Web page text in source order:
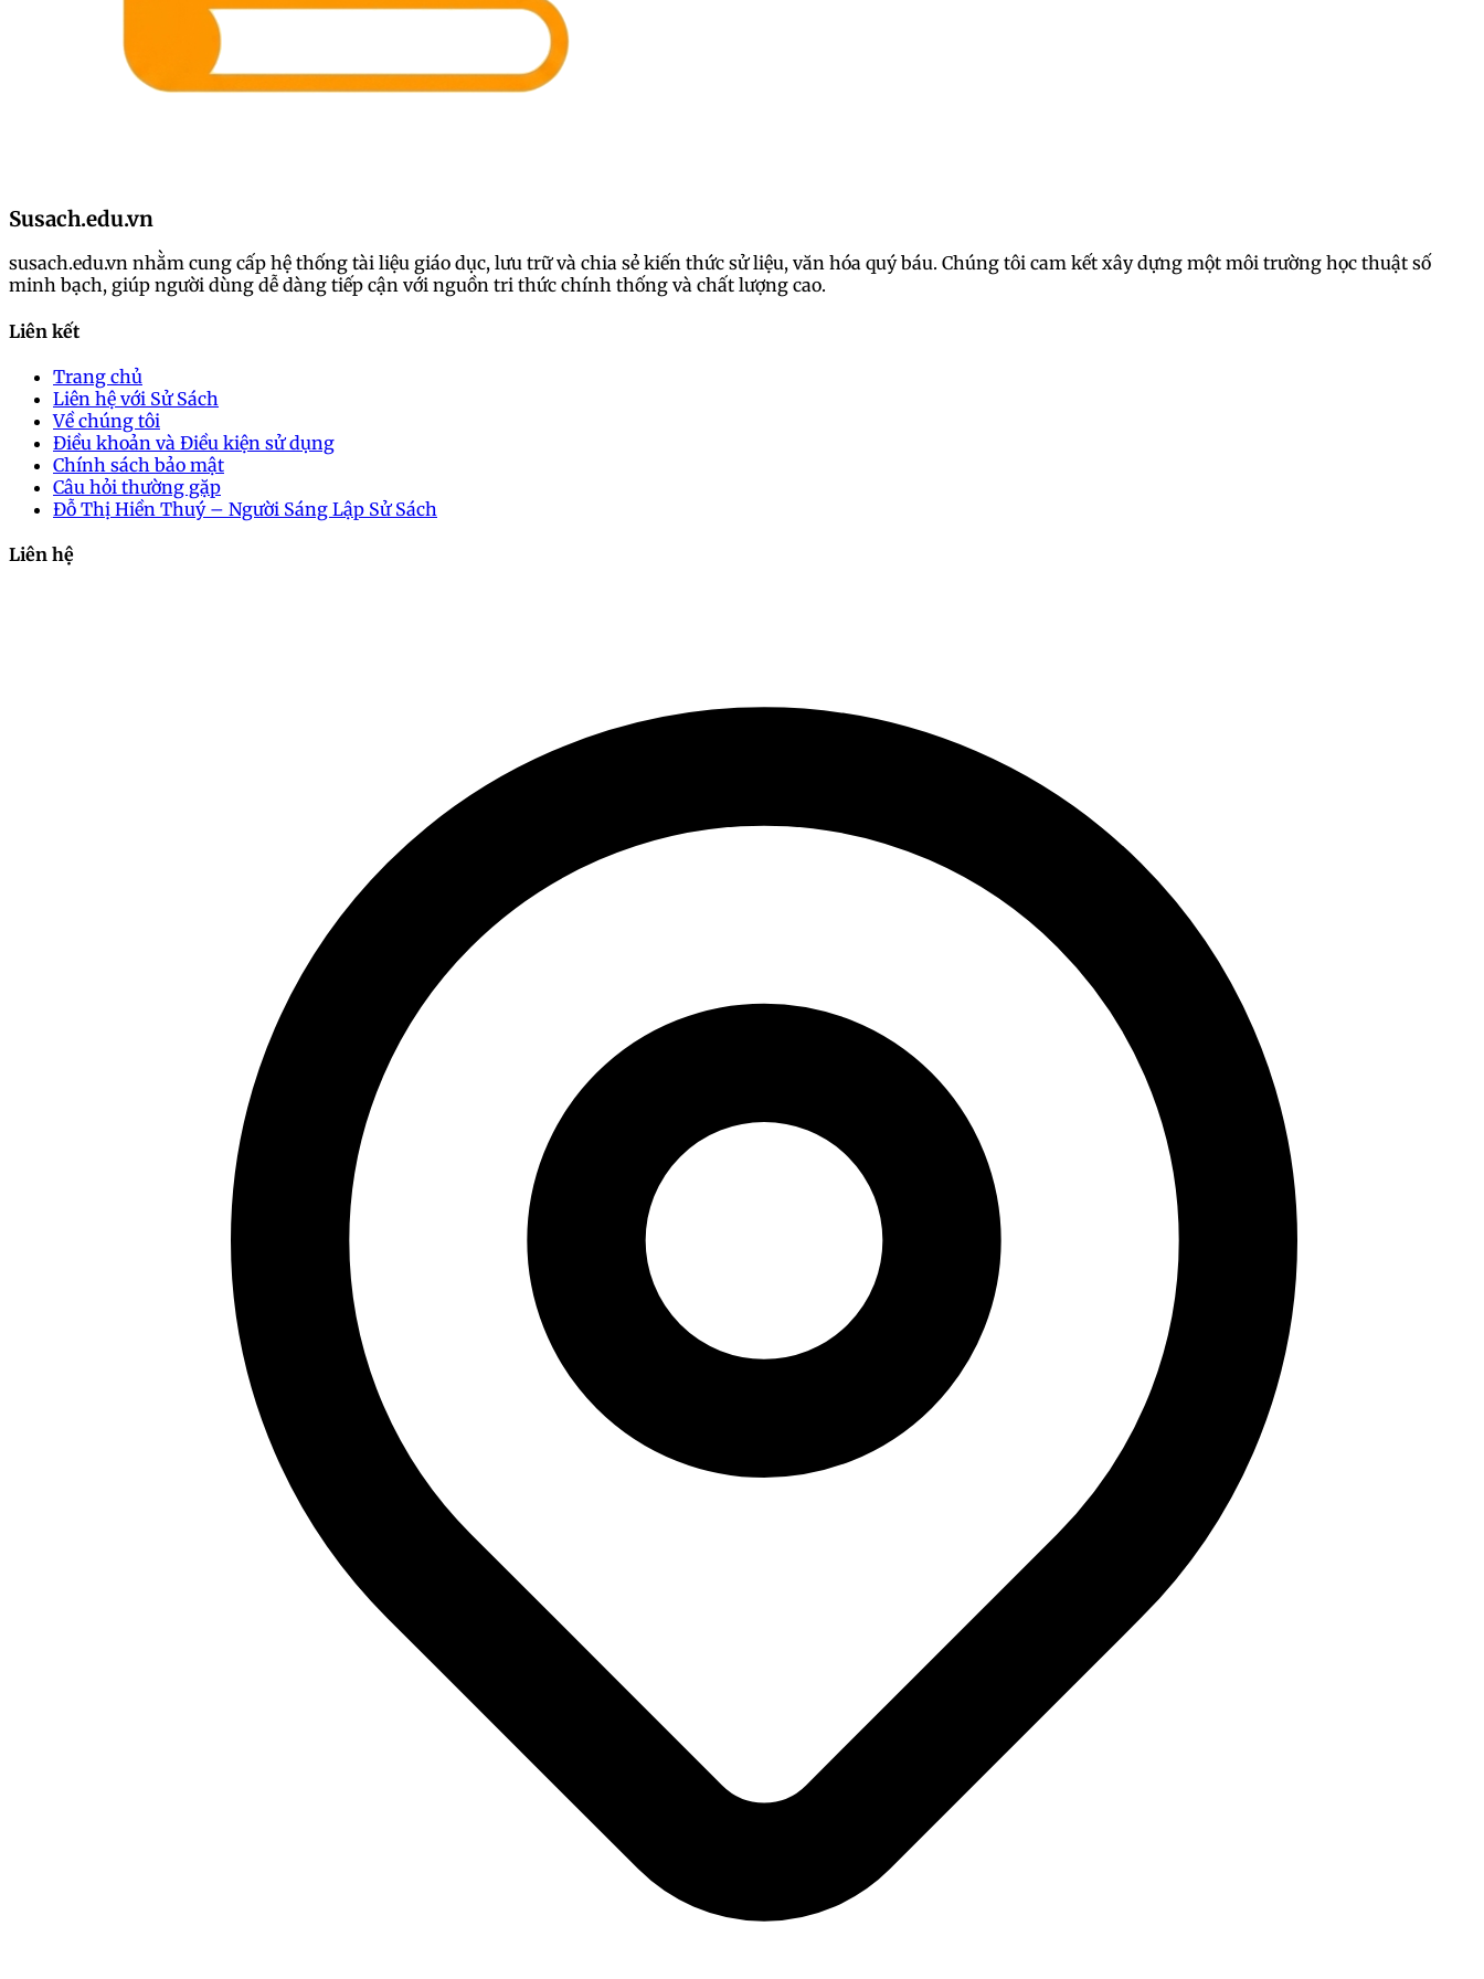
Copy link
Vẻ đẹp không có giới hạn và mỗi quốc gia trên thế giới đều mang đến những sắc thái riêng biệt. Bộ sưu tập ảnh thế giới gái xinh dưới đây sẽ đưa bạn khám phá nét đẹp
đa dạng từ nhiều nền văn hóa khác nhau. Hãy cùng chiêm ngưỡng và cảm nhận sự cuốn hút của từng bức ảnh trong hành trình khám phá vẻ đẹp khắp năm châu!
Những ảnh thế giới gái xinh không chỉ giúp bạn thưởng thức vẻ đẹp từ nhiều quốc gia mà còn mở ra góc nhìn mới về văn hóa và phong cách đa dạng. Hy vọng bạn đã có
những trải nghiệm thú vị qua bài viết này. Đừng quên chia sẻ với bạn bè và theo dõi chúng tôi để khám phá thêm nhiều bộ sưu tập hấp dẫn khác!
Đọc Giả, bậc thầy tư duy đọc sách với hơn một thập kỷ kinh nghiệm, đã truyền cảm hứng cho hàng ngàn người qua những bài viết sắc sảo tại Sử Sách.
Xem tất cả bài viết của tác giả
Susach.edu.vn
susach.edu.vn nhằm cung cấp hệ thống tài liệu giáo dục, lưu trữ và chia sẻ kiến thức sử liệu, văn hóa quý báu. Chúng tôi cam kết xây dựng một môi trường học thuật số
minh bạch, giúp người dùng dễ dàng tiếp cận với nguồn tri thức chính thống và chất lượng cao.
Liên kết
Trang chủ
Liên hệ với Sử Sách
Về chúng tôi
Điều khoản và Điều kiện sử dụng
Chính sách bảo mật
Câu hỏi thường gặp
Đỗ Thị Hiền Thuý – Người Sáng Lập Sử Sách
Liên hệ